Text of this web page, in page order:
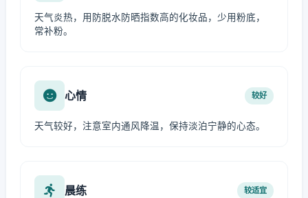
天气炎热，用防脱水防晒指数高的化妆品，少用粉底，
常补粉。
心情 较好
天气较好，注意室内通风降温，保持淡泊宁静的心态。
晨练 较适宜